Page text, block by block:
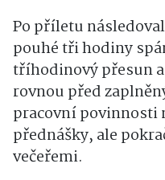
Když pracovní den
Po příletu
pouhé tři hodiny
tříhodinový přesun
rovnou před
pracovní povinnosti